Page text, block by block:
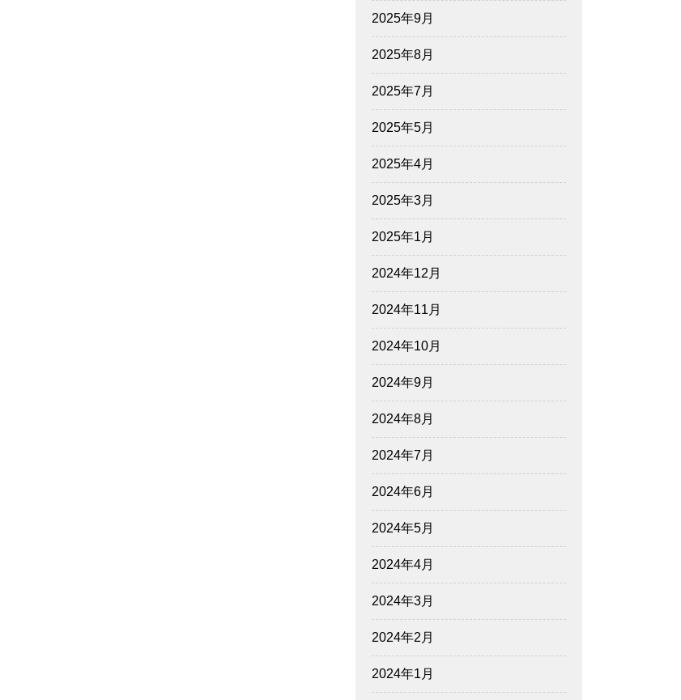
2025年9月
2025年8月
2025年7月
2025年5月
2025年4月
2025年3月
2025年1月
2024年12月
2024年11月
2024年10月
2024年9月
2024年8月
2024年7月
2024年6月
2024年5月
2024年4月
2024年3月
2024年2月
2024年1月